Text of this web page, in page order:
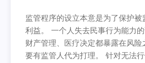
监管程序的设立本意是为了保护被
利益。 一个人失去民事行为能力
财产管理、医疗决定都暴露在风险
要有监管人代为打理。 针对无法